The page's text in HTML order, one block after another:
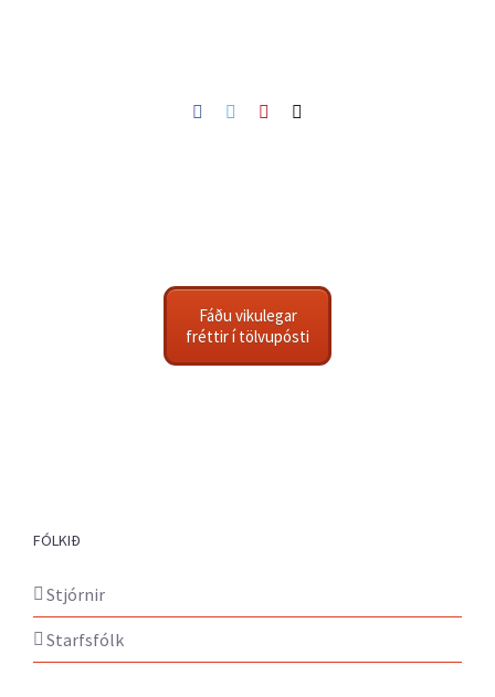
Facebook
TwitterPinterest
Fáðu vikulegar
fréttir í tölvupósti
FÓLKIÐ
Stjórnir
Starfsfólk